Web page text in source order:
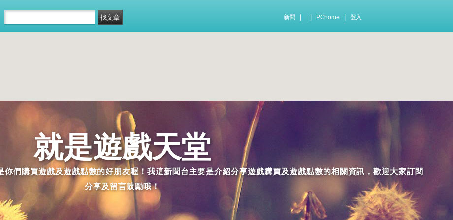
新聞 PChome 登入
就是遊戲天堂
們購買遊戲及遊戲點數的好朋友喔！我這新聞台主要是介紹分享遊戲購買及遊戲點數的相關資訊，歡迎大家訂閱
分享及留言鼓勵哦！